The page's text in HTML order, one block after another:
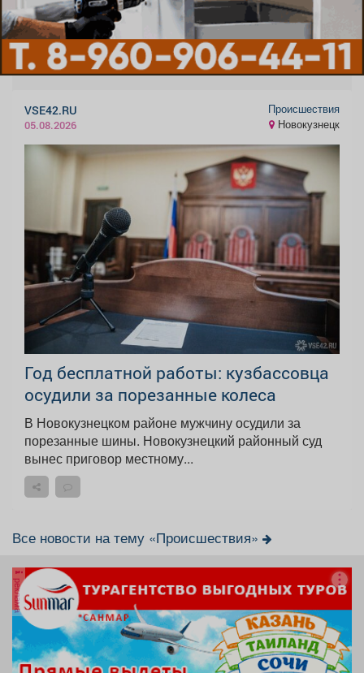
VSE42.RU
05.08.2026
Происшествия
Новокузнецк
Год бесплатной работы: кузбассовца
осудили за порезанные колеса
В Новокузнецком районе мужчину осудили за
порезанные шины. Новокузнецкий районный суд
вынес приговор местному...
Все новости на тему «Происшествия»
реклама